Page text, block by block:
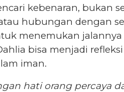
kebenaran, bukan
hubungan dengan
menemukan jalannya
bisa menjadi
iman.
hati orang percaya